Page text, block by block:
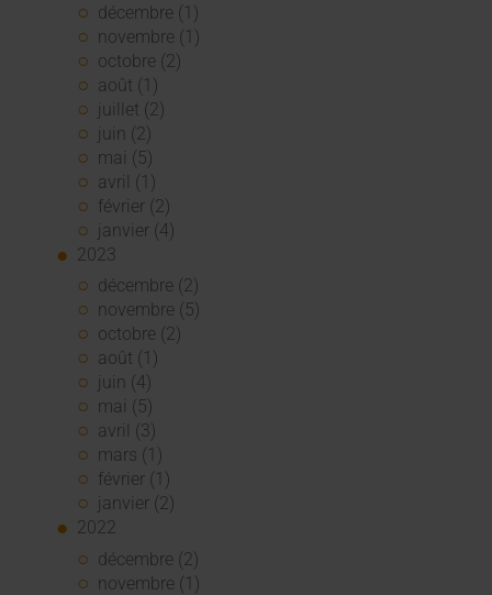
décembre (1)
novembre (1)
octobre (2)
août (1)
juillet (2)
juin (2)
mai (5)
avril (1)
février (2)
janvier (4)
2023
décembre (2)
novembre (5)
octobre (2)
août (1)
juin (4)
mai (5)
avril (3)
mars (1)
février (1)
janvier (2)
2022
décembre (2)
novembre (1)